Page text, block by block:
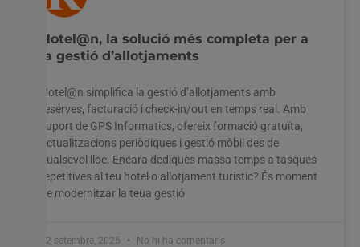
Hotel@n, la solució més completa per a
la gestió d’allotjaments
Hotel@n simplifica la gestió d’allotjaments amb
reserves, facturació i check-in/out en temps real. Amb
suport de GPS Informatics, ofereix formació gratuïta,
actualitzacions periòdiques i gestió mòbil des de
qualsevol lloc. Encara dediques massa temps a tasques
repetitives al teu hotel o allotjament turístic? És moment
de modernitzar la teua gestió
12 setembre, 2025 No hi ha comentaris